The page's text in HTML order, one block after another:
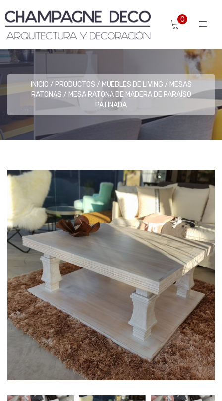
0
INICIO PRODUCTOS MUEBLES DE LIVING
MESAS
RATONAS
MESA RATONA DE MADERA DE PARAÍSO
PATINADA